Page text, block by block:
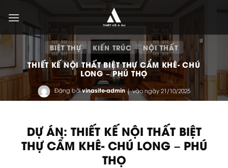
qua
dung
BIỆT THỰ KIẾN TRÚC NỘI THẤT
THIẾT KẾ NỘI THẤT BIỆT THỰ CẨM KHÊ- CHÚ
LONG – PHÚ THỌ
Đăng bởivinasite-admin | vào ngày 21/10/2025
DỰ ÁN: THIẾT KẾ NỘI THẤT BIỆT
THỰ CẨM KHÊ- CHÚ LONG – PHÚ
THỌ